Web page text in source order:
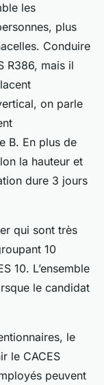
les
plus
Conduire
R386, mais il
on parle
B. En plus de
la hauteur et
dure 3 jours
qui sont très
10
10. L’ensemble
le candidat
le
le CACES
peuvent